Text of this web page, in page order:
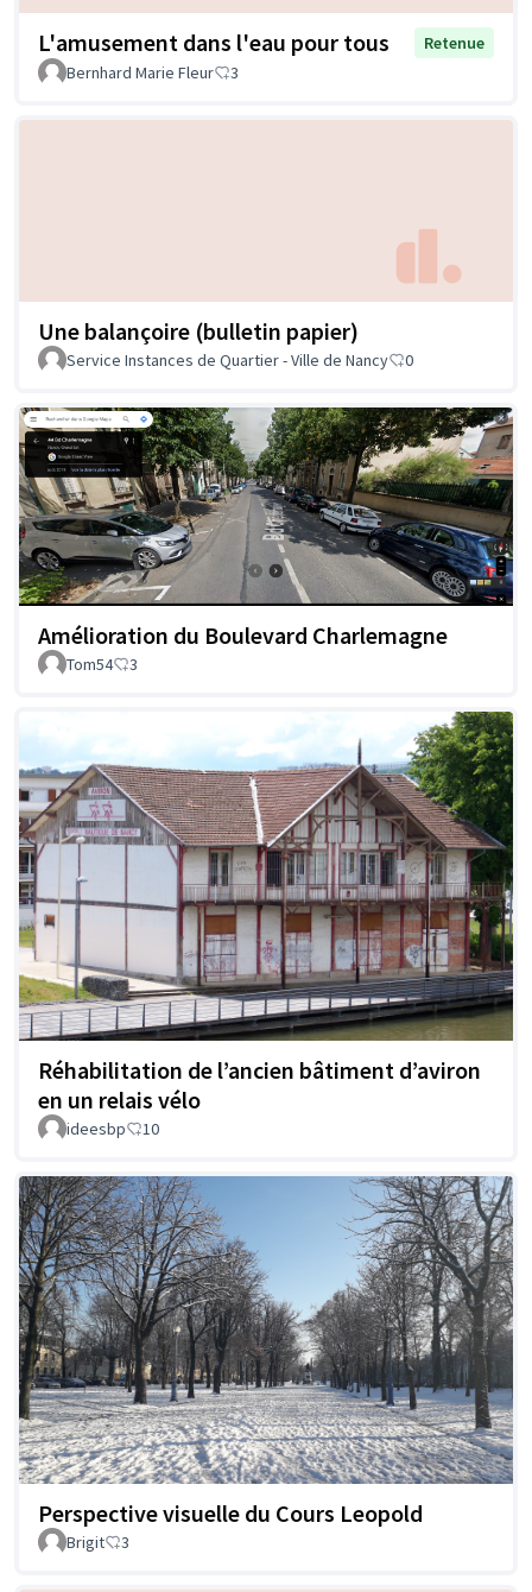
L'amusement dans l'eau pour tous
Retenue
Bernhard Marie Fleur
3
Une balançoire (bulletin papier)
Service Instances de Quartier - Ville de Nancy 0
Amélioration du Boulevard Charlemagne
Tom54 3
Réhabilitation de l’ancien bâtiment d’aviron
en un relais vélo
ideesbp 10
Perspective visuelle du Cours Leopold
Brigit 3